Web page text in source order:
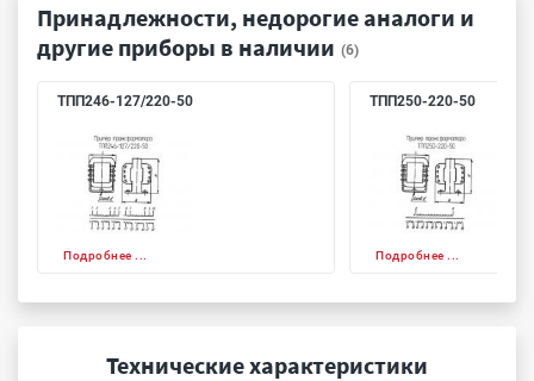
Принадлежности, недорогие аналоги и
другие приборы в наличии (6)
ТПП246-127/220-50
Подробнее ...
ТПП250-220-50
Подробнее ...
Технические характеристики